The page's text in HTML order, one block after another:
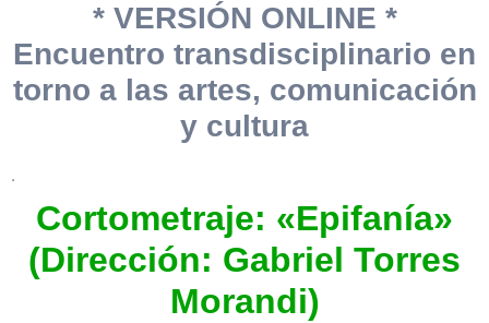
* VERSIÓN ONLINE *
Encuentro transdisciplinario en
torno a las artes, comunicación
y cultura
.
Cortometraje: «Epifanía»
(Dirección: Gabriel Torres
Morandi)